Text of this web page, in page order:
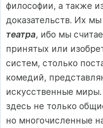
философии, а также
доказательств. Их
театра, ибо мы
принятых или
систем, столько
комедий,
искусственные
здесь не только
но многочисленные